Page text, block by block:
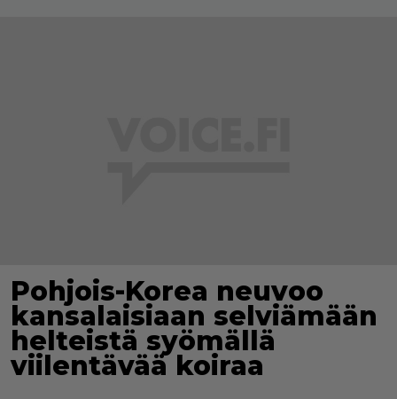
Pohjois-Korea neuvoo
kansalaisiaan selviämään
helteistä syömällä
viilentävää koiraa